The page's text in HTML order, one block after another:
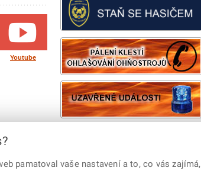
Youtube
pamatoval vaše nastavení a to, co vás zajímá,